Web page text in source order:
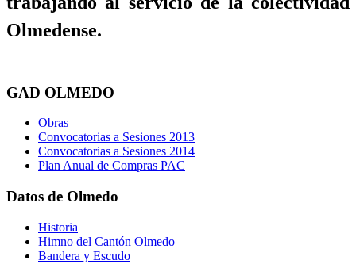
Olmedense.
GAD OLMEDO
Obras
Convocatorias a Sesiones 2013
Convocatorias a Sesiones 2014
Plan Anual de Compras PAC
Datos de Olmedo
Historia
Himno del Cantón Olmedo
Bandera y Escudo